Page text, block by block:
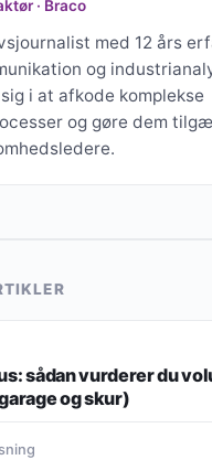
· Braco
med 12 års
og
i at afkode komplekse
og gøre dem
sådan vurderer du
og skur)